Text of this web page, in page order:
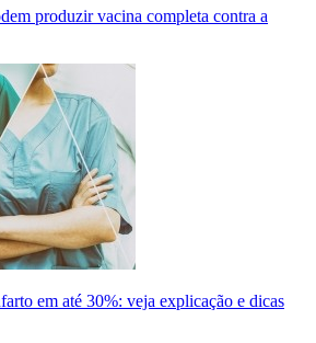
produzir vacina completa contra a
em até 30%: veja explicação e dicas